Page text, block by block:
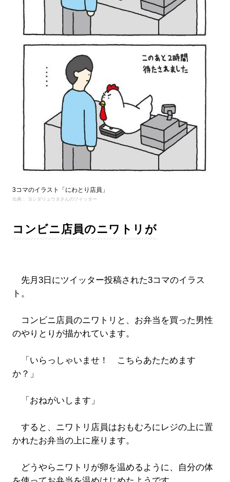
3コマのイラスト「にわとり店員」
出典： ヨシダリュウタさんのツイッター
コンビニ店員のニワトリが
先月3日にツイッター投稿された3コマのイラス
ト。
コンビニ店員のニワトリと、お弁当を買った男性
のやりとりが描かれています。
「いらっしゃいませ！ こちらあたためます
か？」
「おねがいします」
すると、ニワトリ店員はおもむろにレジの上に置
かれたお弁当の上に座ります。
どうやらニワトリが卵を温めるように、自分の体